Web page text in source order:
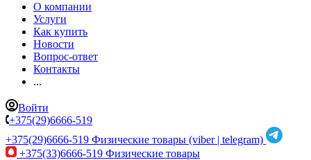
О компании
Услуги
Как купить
Новости
Вопрос-ответ
Контакты
...
Войти
+375(29)6666-519
+375(29)6666-519 Физические товары (viber | telegram)
+375(33)6666-519 Физические товары